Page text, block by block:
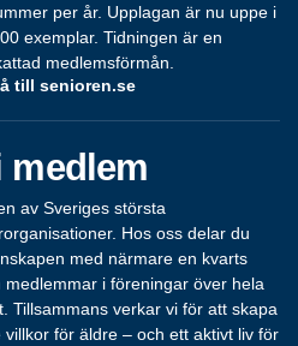
per år. Upplagan är nu uppe i
exemplar. Tidningen är en
medlemsförmån.
till senioren.se
medlem
av Sveriges största
Hos oss delar du
med närmare en kvarts
medlemmar i föreningar över hela
Tillsammans verkar vi för att skapa
villkor för äldre – och ett aktivt liv för